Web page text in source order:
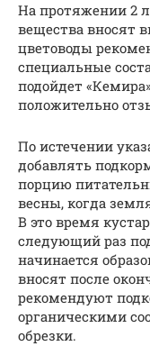
На протяжении 2
вещества вносят
цветоводы
специальные
подойдет
положительно
По истечении
добавлять
порцию
весны, когда
В это время
следующий раз
начинается
вносят после
рекомендуют
органическими
обрезки.